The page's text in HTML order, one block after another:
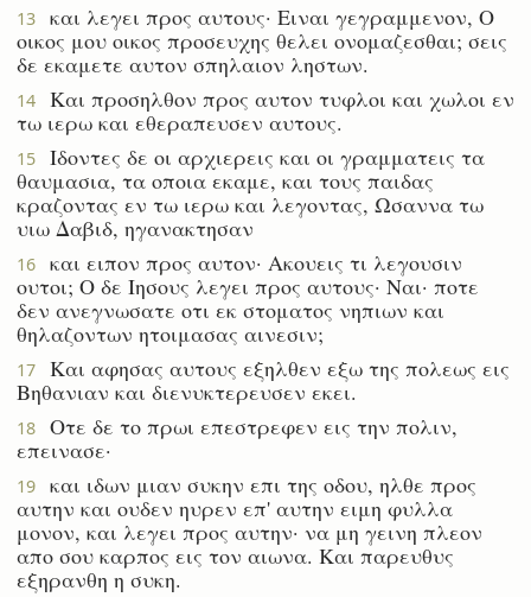
13
και λεγει προς αυτους· Ειναι γεγραμμενον, Ο
οικος μου οικος προσευχης θελει ονομαζεσθαι; σεις
δε εκαμετε αυτον σπηλαιον ληστων.
14
Και προσηλθον προς αυτον τυφλοι και χωλοι εν
τω ιερω και εθεραπευσεν αυτους.
15
Ιδοντες δε οι αρχιερεις και οι γραμματεις τα
θαυμασια, τα οποια εκαμε, και τους παιδας
κραζοντας εν τω ιερω και λεγοντας, Ωσαννα τω
υιω Δαβιδ, ηγανακτησαν
16
και ειπον προς αυτον· Ακουεις τι λεγουσιν
ουτοι; Ο δε Ιησους λεγει προς αυτους· Ναι· ποτε
δεν ανεγνωσατε οτι εκ στοματος νηπιων και
θηλαζοντων ητοιμασας αινεσιν;
17
Και αφησας αυτους εξηλθεν εξω της πολεως εις
Βηθανιαν και διενυκτερευσεν εκει.
18
Οτε δε το πρωι επεστρεφεν εις την πολιν,
επεινασε·
19
και ιδων μιαν συκην επι της οδου, ηλθε προς
αυτην και ουδεν ηυρεν επ' αυτην ειμη φυλλα
μονον, και λεγει προς αυτην· να μη γεινη πλεον
απο σου καρπος εις τον αιωνα. Και παρευθυς
εξηρανθη η συκη.